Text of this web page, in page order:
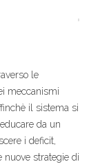
le
meccanismi
il sistema si
da un
i deficit,
nuove strategie di